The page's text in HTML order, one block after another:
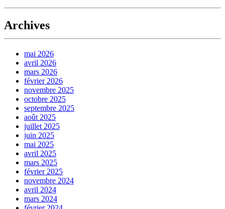
Archives
mai 2026
avril 2026
mars 2026
février 2026
novembre 2025
octobre 2025
septembre 2025
août 2025
juillet 2025
juin 2025
mai 2025
avril 2025
mars 2025
février 2025
novembre 2024
avril 2024
mars 2024